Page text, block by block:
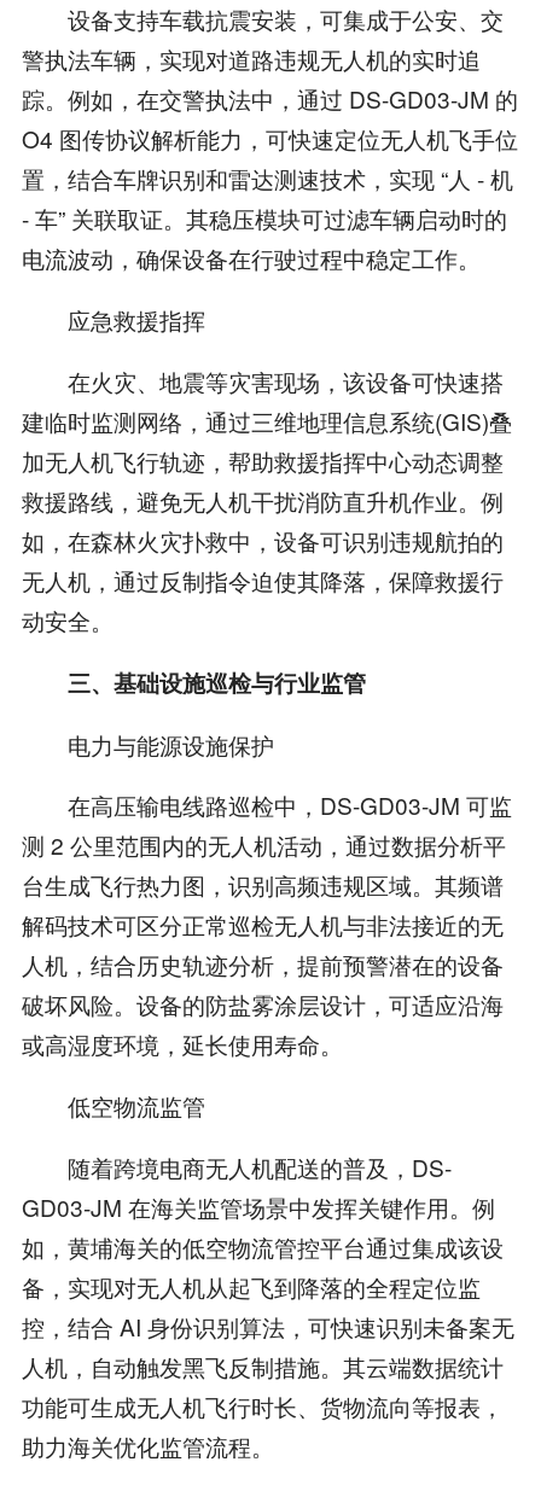
设备支持车载抗震安装，可集成于公安、交
警执法车辆，实现对道路违规无人机的实时追
踪。例如，在交警执法中，通过 DS-GD03-JM 的
O4 图传协议解析能力，可快速定位无人机飞手位
置，结合车牌识别和雷达测速技术，实现 “人 - 机
- 车” 关联取证。其稳压模块可过滤车辆启动时的
电流波动，确保设备在行驶过程中稳定工作。
应急救援指挥
在火灾、地震等灾害现场，该设备可快速搭
建临时监测网络，通过三维地理信息系统(GIS)叠
加无人机飞行轨迹，帮助救援指挥中心动态调整
救援路线，避免无人机干扰消防直升机作业。例
如，在森林火灾扑救中，设备可识别违规航拍的
无人机，通过反制指令迫使其降落，保障救援行
动安全。
三、基础设施巡检与行业监管
电力与能源设施保护
在高压输电线路巡检中，DS-GD03-JM 可监
测 2 公里范围内的无人机活动，通过数据分析平
台生成飞行热力图，识别高频违规区域。其频谱
解码技术可区分正常巡检无人机与非法接近的无
人机，结合历史轨迹分析，提前预警潜在的设备
破坏风险。设备的防盐雾涂层设计，可适应沿海
或高湿度环境，延长使用寿命。
低空物流监管
随着跨境电商无人机配送的普及，DS-
GD03-JM 在海关监管场景中发挥关键作用。例
如，黄埔海关的低空物流管控平台通过集成该设
备，实现对无人机从起飞到降落的全程定位监
控，结合 AI 身份识别算法，可快速识别未备案无
人机，自动触发黑飞反制措施。其云端数据统计
功能可生成无人机飞行时长、货物流向等报表，
助力海关优化监管流程。